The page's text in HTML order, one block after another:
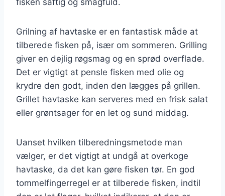
Grilning af havtaske er en fantastisk måde at
tilberede fisken på, især om sommeren. Grilling
giver en dejlig røgsmag og en sprød overflade.
Det er vigtigt at pensle fisken med olie og
krydre den godt, inden den lægges på grillen.
Grillet havtaske kan serveres med en frisk salat
eller grøntsager for en let og sund middag.
Uanset hvilken tilberedningsmetode man
vælger, er det vigtigt at undgå at overkoge
havtaske, da det kan gøre fisken tør. En god
tommelfingerregel er at tilberede fisken, indtil